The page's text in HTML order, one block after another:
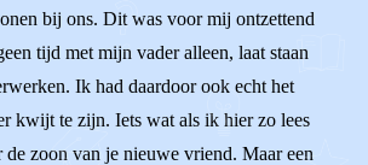
bij ons. Dit was voor mij ontzettend
tijd met mijn vader alleen, laat staan
Ik had daardoor ook echt het
kwijt te zijn. Iets wat als ik hier zo lees
de zoon van je nieuwe vriend. Maar een